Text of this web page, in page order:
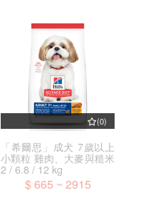
(0)
「希爾思」成犬 7歲以上
小顆粒 雞肉、大麥與糙米
2 / 6.8 / 12 kg
$ 665 ~ 2915